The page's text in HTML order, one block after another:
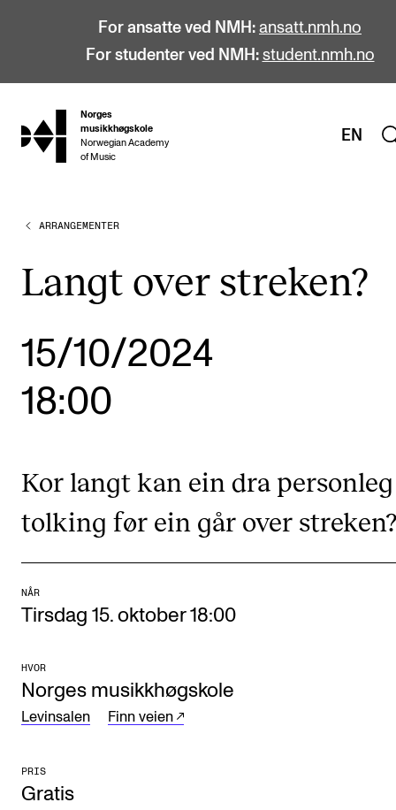
For ansatte ved NMH: ansatt.nmh.no
For studenter ved NMH: student.nmh.no
hjem
Norges
musikkhøgskole
Norwegian Academy
of Music
EN
STUDIER
Bachelor
Doktorgrad
Årsstudium og videreutdanning
STUDENTLIV
Fagmiljøer
Studentutvalet SUT (student.nmh.no)
CERM
CREMAH
ARRANGEMENTER
Langt over streken?
15/10/2024
18:00
Kor langt kan ein dra personleg
tolking før ein går over streken?
NÅR
Tirsdag 15. oktober 18:00
HVOR
Norges musikkhøgskole
Levinsalen Finn veien
PRIS
Gratis